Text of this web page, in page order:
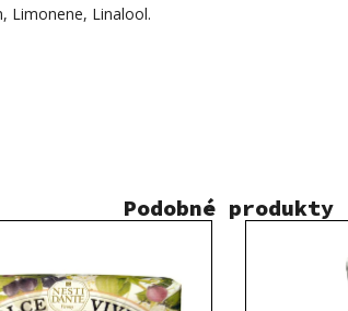
Limonene, Linalool.
Podobné produkty